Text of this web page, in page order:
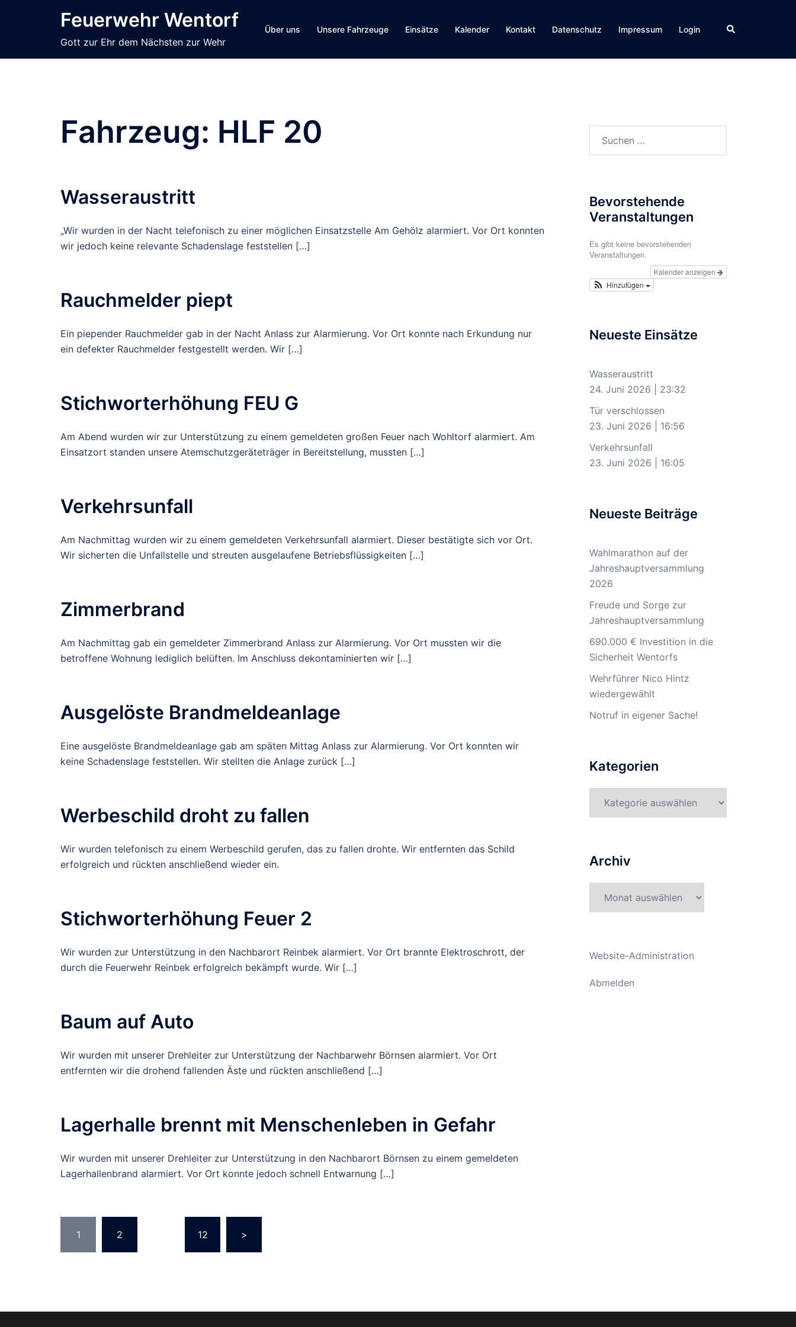
Feuerwehr Wentorf
Gott zur Ehr dem Nächsten zur Wehr
Über uns Unsere Fahrzeuge Einsätze Kalender Kontakt Datenschutz Impressum Login Suche
Fahrzeug: HLF 20
Wasseraustritt
„Wir wurden in der Nacht telefonisch zu einer möglichen Einsatzstelle Am Gehölz alarmiert. Vor Ort konnten
wir jedoch keine relevante Schadenslage feststellen […]
Rauchmelder piept
Ein piepender Rauchmelder gab in der Nacht Anlass zur Alarmierung. Vor Ort konnte nach Erkundung nur
ein defekter Rauchmelder festgestellt werden. Wir […]
Stichworterhöhung FEU G
Am Abend wurden wir zur Unterstützung zu einem gemeldeten großen Feuer nach Wohltorf alarmiert. Am
Einsatzort standen unsere Atemschutzgeräteträger in Bereitstellung, mussten […]
Verkehrsunfall
Am Nachmittag wurden wir zu einem gemeldeten Verkehrsunfall alarmiert. Dieser bestätigte sich vor Ort.
Wir sicherten die Unfallstelle und streuten ausgelaufene Betriebsflüssigkeiten […]
Zimmerbrand
Am Nachmittag gab ein gemeldeter Zimmerbrand Anlass zur Alarmierung. Vor Ort mussten wir die
betroffene Wohnung lediglich belüften. Im Anschluss dekontaminierten wir […]
Ausgelöste Brandmeldeanlage
Eine ausgelöste Brandmeldeanlage gab am späten Mittag Anlass zur Alarmierung. Vor Ort konnten wir
keine Schadenslage feststellen. Wir stellten die Anlage zurück […]
Werbeschild droht zu fallen
Wir wurden telefonisch zu einem Werbeschild gerufen, das zu fallen drohte. Wir entfernten das Schild
erfolgreich und rückten anschließend wieder ein.
Stichworterhöhung Feuer 2
Wir wurden zur Unterstützung in den Nachbarort Reinbek alarmiert. Vor Ort brannte Elektroschrott, der
durch die Feuerwehr Reinbek erfolgreich bekämpft wurde. Wir […]
Baum auf Auto
Wir wurden mit unserer Drehleiter zur Unterstützung der Nachbarwehr Börnsen alarmiert. Vor Ort
entfernten wir die drohend fallenden Äste und rückten anschließend […]
Lagerhalle brennt mit Menschenleben in Gefahr
Wir wurden mit unserer Drehleiter zur Unterstützung in den Nachbarort Börnsen zu einem gemeldeten
Lagerhallenbrand alarmiert. Vor Ort konnte jedoch schnell Entwarnung […]
Seitennummerierung
der
1 2 12 >
Bevorstehende
Veranstaltungen
Es gibt keine bevorstehenden
Veranstaltungen.
Kalender anzeigen
Hinzufügen
Neueste Einsätze
Wasseraustritt
24. Juni 2026
23:32
Tür verschlossen
23. Juni 2026
16:56
Verkehrsunfall
23. Juni 2026
16:05
Neueste Beiträge
Wahlmarathon auf der
Jahreshauptversammlung
2026
Freude und Sorge zur
Jahreshauptversammlung
690.000 € Investition in die
Sicherheit Wentorfs
Wehrführer Nico Hintz
wiedergewählt
Notruf in eigener Sache!
Kategorien
Archiv
Website-Administration
Abmelden